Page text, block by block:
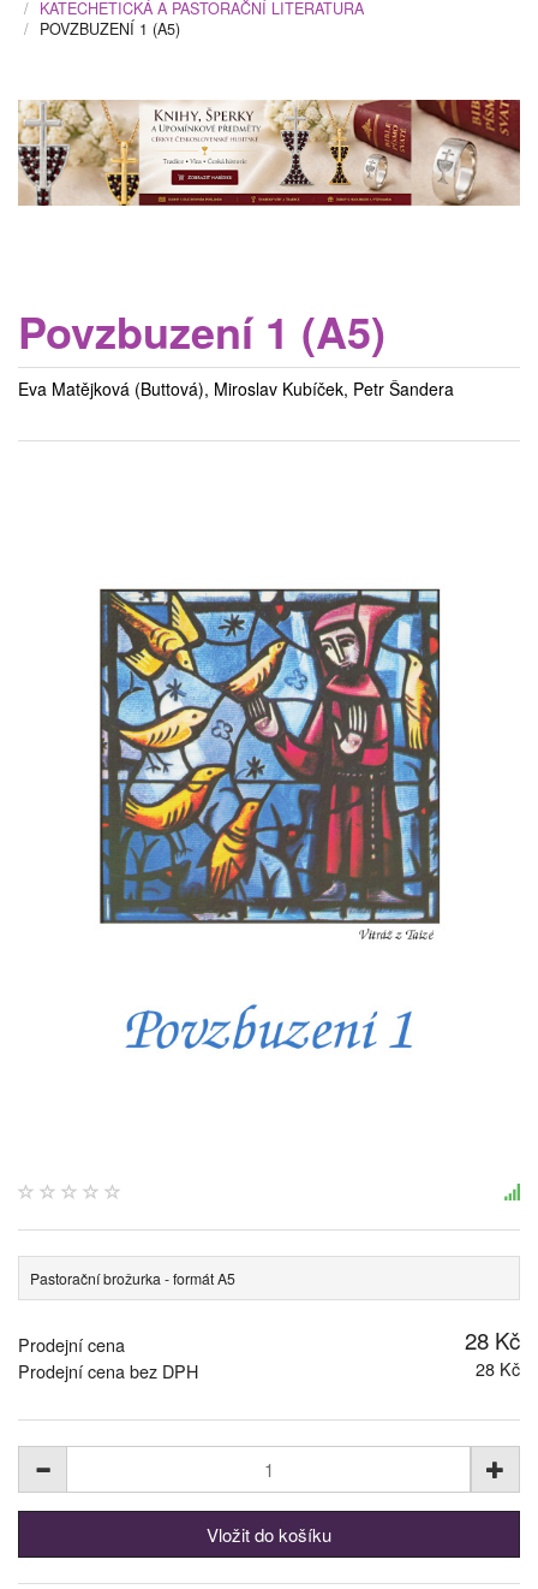
KATECHETICKÁ A PASTORAČNÍ LITERATURA
POVZBUZENÍ 1 (A5)
Povzbuzení 1 (A5)
Eva Matějková (Buttová), Miroslav Kubíček, Petr Šandera
Pastorační brožurka - formát A5
Prodejní cena 28 Kč
Prodejní cena bez DPH 28 Kč